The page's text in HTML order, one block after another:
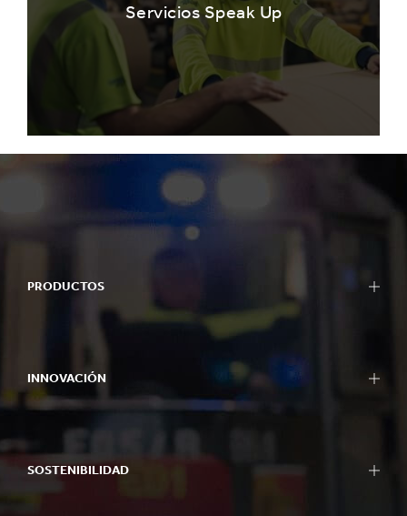
Servicios Speak Up
PRODUCTOS
INNOVACIÓN
SOSTENIBILIDAD